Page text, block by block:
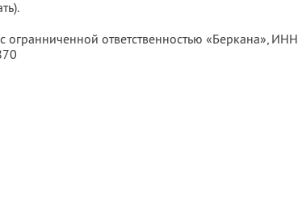
огранниченной ответственностью «Беркана», ИНН